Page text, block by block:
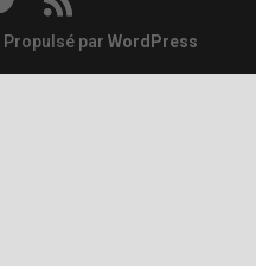
| Propulsé parWordPress